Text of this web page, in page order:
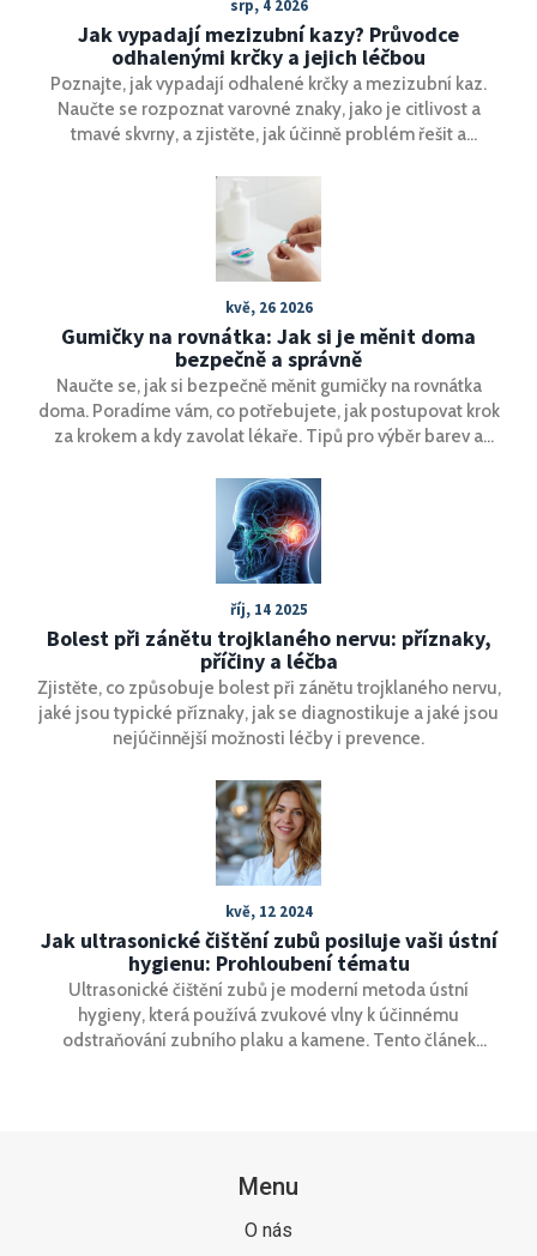
srp, 4 2026
Jak vypadají mezizubní kazy? Průvodce
odhalenými krčky a jejich léčbou
Poznajte, jak vypadají odhalené krčky a mezizubní kaz.
Naučte se rozpoznat varovné znaky, jako je citlivost a
tmavé skvrny, a zjistěte, jak účinně problém řešit a
kvě, 26 2026
Gumičky na rovnátka: Jak si je měnit doma
bezpečně a správně
Naučte se, jak si bezpečně měnit gumičky na rovnátka
doma. Poradíme vám, co potřebujete, jak postupovat krok
za krokem a kdy zavolat lékaře. Tipů pro výběr barev a
říj, 14 2025
Bolest při zánětu trojklaného nervu: příznaky,
příčiny a léčba
Zjistěte, co způsobuje bolest při zánětu trojklaného nervu,
jaké jsou typické příznaky, jak se diagnostikuje a jaké jsou
nejúčinnější možnosti léčby i prevence.
kvě, 12 2024
Jak ultrasonické čištění zubů posiluje vaši ústní
hygienu: Prohloubení tématu
Ultrasonické čištění zubů je moderní metoda ústní
hygieny, která používá zvukové vlny k účinnému
odstraňování zubního plaku a kamene. Tento článek
Menu
O nás